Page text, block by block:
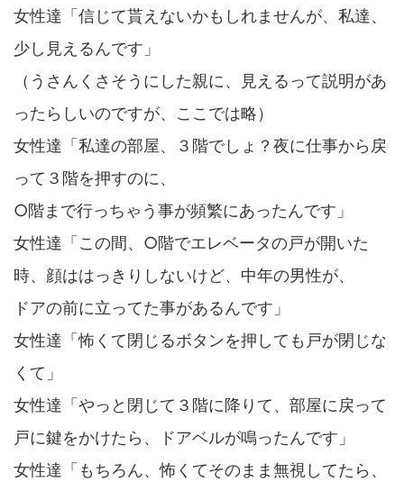
女性達「信じて貰えないかもしれませんが、私達、
少し見えるんです」
（うさんくさそうにした親に、見えるって説明があ
ったらしいのですが、ここでは略）
女性達「私達の部屋、３階でしょ？夜に仕事から戻
って３階を押すのに、
○階まで行っちゃう事が頻繁にあったんです」
女性達「この間、○階でエレベータの戸が開いた
時、顔ははっきりしないけど、中年の男性が、
ドアの前に立ってた事があるんです」
女性達「怖くて閉じるボタンを押しても戸が閉じな
くて」
女性達「やっと閉じて３階に降りて、部屋に戻って
戸に鍵をかけたら、ドアベルが鳴ったんです」
女性達「もちろん、怖くてそのまま無視してたら、